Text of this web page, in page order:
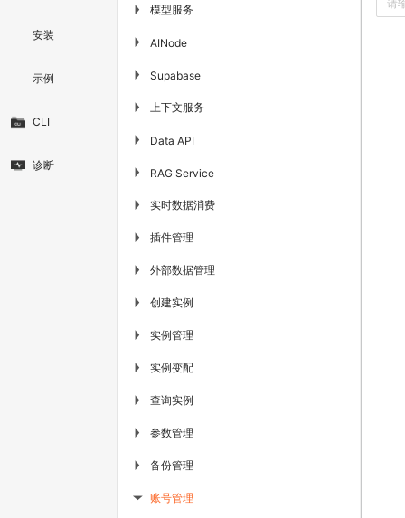
安装
示例
CLI
诊断
▶ 模型服务
▶ AINode
▶ Supabase
▶ 上下文服务
▶ Data API
▶ RAG Service
▶ 实时数据消费
▶ 插件管理
▶ 外部数据管理
▶ 创建实例
▶ 实例管理
▶ 实例变配
▶ 查询实例
▶ 参数管理
▶ 备份管理
▶ 账号管理